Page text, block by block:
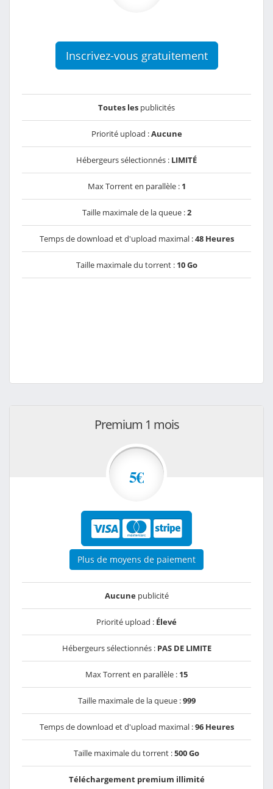
Inscrivez-vous gratuitement
Toutes les publicités
Priorité upload :Aucune
Hébergeurs sélectionnés : LIMITÉ
Max Torrent en parallèle : 1
Taille maximale de la queue :2
Temps de download et d'upload maximal :48 Heures
Taille maximale du torrent : 10 Go
Premium 1 mois
5€
Plus de moyens de paiement
Aucunepublicité
Priorité upload : Élevé
Hébergeurs sélectionnés : PAS DE LIMITE
Max Torrent en parallèle : 15
Taille maximale de la queue :999
Temps de download et d'upload maximal :96 Heures
Taille maximale du torrent :500 Go
Téléchargement premium illimité